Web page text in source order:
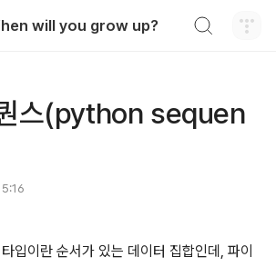
will you grow up?
스(python sequen
입이란 순서가 있는 데이터 집합인데, 파이